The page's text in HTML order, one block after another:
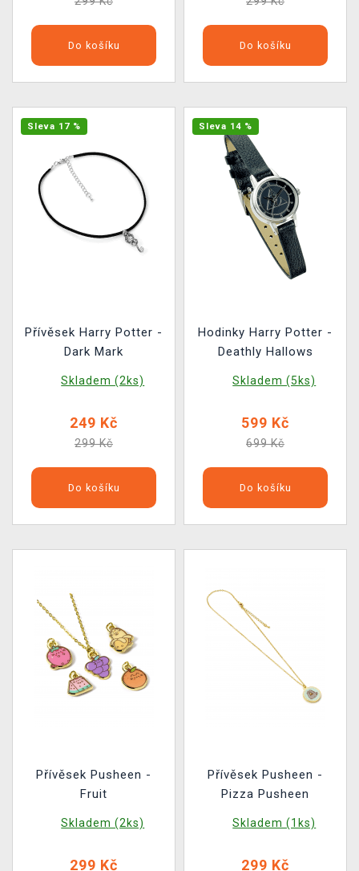
Do košíku Do košíku
Sleva 17 %
Přívěsek Harry Potter -
Dark Mark
Skladem (2ks)
249 Kč
299 Kč
Do košíku
Sleva 14 %
Hodinky Harry Potter -
Deathly Hallows
Skladem (5ks)
599 Kč
699 Kč
Do košíku
Přívěsek Pusheen -
Fruit
Skladem (2ks)
299 Kč
Přívěsek Pusheen -
Pizza Pusheen
Skladem (1ks)
299 Kč